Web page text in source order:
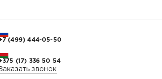
(499) 444-05-50
(17) 336 50 54
звонок